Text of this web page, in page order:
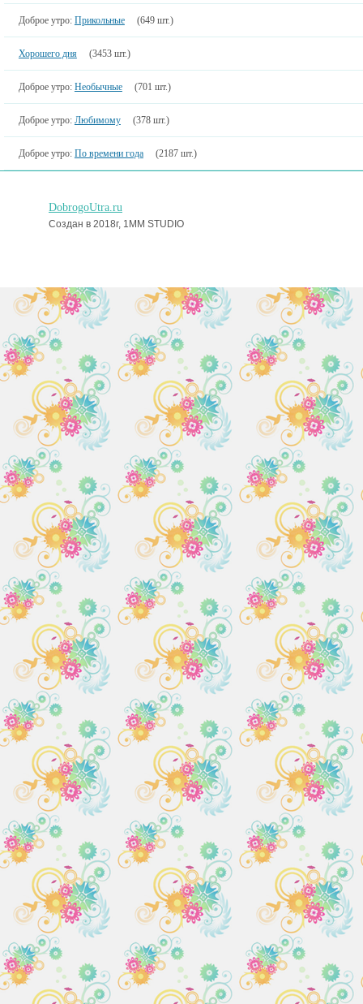
Доброе утро: Прикольные (649 шт.)
Хорошего дня (3453 шт.)
Доброе утро: Необычные (701 шт.)
Доброе утро: Любимому (378 шт.)
Доброе утро: По времени года (2187 шт.)
DobrogoUtra.ru
Создан в 2018г, 1MM STUDIO